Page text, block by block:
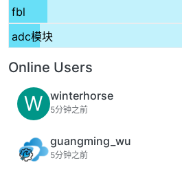
fbl
adc模块
Online Users
W winterhorse
5分钟之前
guangming_wu
5分钟之前